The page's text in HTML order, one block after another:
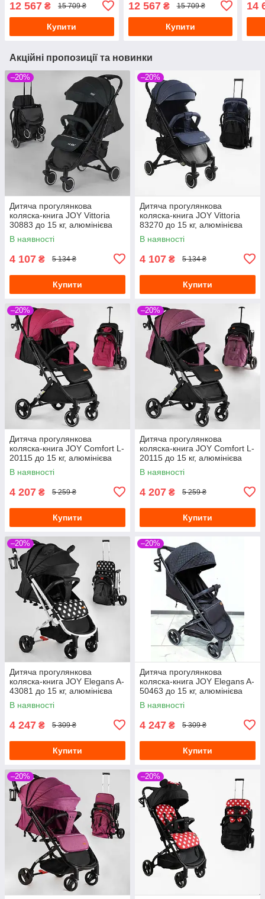
коліща, аксесуари, чорний
12 567 ₴ 15 709 ₴
Купити
12 567₴ 15 709 ₴
Купити
14
Акційні пропозиції та новинки
–20%
Дитяча прогулянкова
коляска-книга JOY Vittoria
30883 до 15 кг, алюмінієва
рама, телескопічна ручка
В наявності
4 107 ₴ 5 134 ₴
Купити
–20%
Дитяча прогулянкова
коляска-книга JOY Vittoria
83270 до 15 кг, алюмінієва
рама, телескопічна ручка,
В наявності
4 107 ₴ 5 134 ₴
Купити
–20%
Дитяча прогулянкова
коляска-книга JOY Comfort L-
20115 до 15 кг, алюмінієва
рама, підсклянник,
В наявності
4 207 ₴ 5 259 ₴
Купити
–20%
Дитяча прогулянкова
коляска-книга JOY Comfort L-
20115 до 15 кг, алюмінієва
рама, підсклянник,
В наявності
4 207 ₴ 5 259 ₴
Купити
–20%
Дитяча прогулянкова
коляска-книга JOY Elegans A-
43081 до 15 кг, алюмінієва
рама, підсклянник
В наявності
4 247 ₴ 5 309 ₴
Купити
–20%
Дитяча прогулянкова
коляска-книга JOY Elegans A-
50463 до 15 кг, алюмінієва
рама, підсклянник
В наявності
4 247 ₴ 5 309 ₴
Купити
–20% –20%